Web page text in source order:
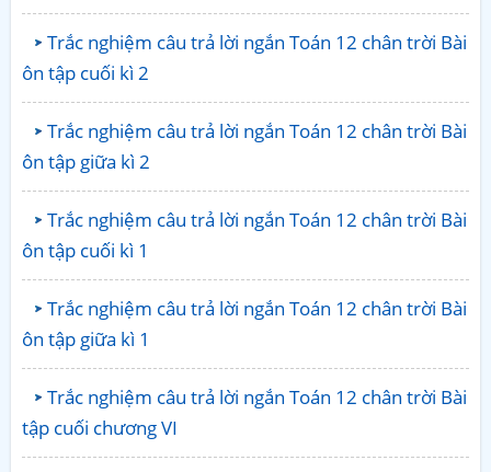
Trắc nghiệm câu trả lời ngắn Toán 12 chân trời Bài
ôn tập cuối kì 2
Trắc nghiệm câu trả lời ngắn Toán 12 chân trời Bài
ôn tập giữa kì 2
Trắc nghiệm câu trả lời ngắn Toán 12 chân trời Bài
ôn tập cuối kì 1
Trắc nghiệm câu trả lời ngắn Toán 12 chân trời Bài
ôn tập giữa kì 1
Trắc nghiệm câu trả lời ngắn Toán 12 chân trời Bài
tập cuối chương VI